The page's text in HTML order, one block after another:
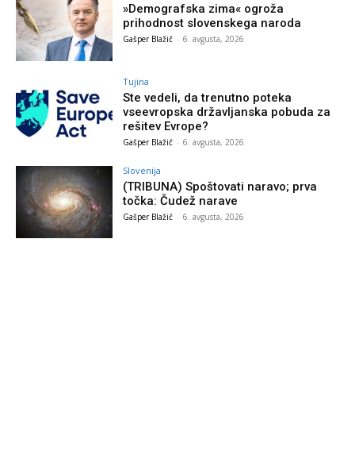
»Demografska zima« ogroža
prihodnost slovenskega naroda
Gašper Blažič - 6. avgusta, 2026
Tujina
Ste vedeli, da trenutno poteka
vseevropska državljanska pobuda za
rešitev Evrope?
Gašper Blažič - 6. avgusta, 2026
Slovenija
(TRIBUNA) Spoštovati naravo; prva
točka: Čudež narave
Gašper Blažič - 6. avgusta, 2026